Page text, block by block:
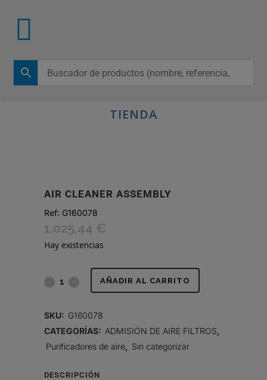
TIENDA
AIR CLEANER ASSEMBLY
Ref: G160078
1.025,44 €
Hay existencias
AIR
ASSEMBLY
quantity
AÑADIR AL CARRITO
SKU: G160078
CATEGORÍAS: ADMISIÓN DE AIRE FILTROS
Purificadores de aire
Sin categorizar
DESCRIPCIÓN